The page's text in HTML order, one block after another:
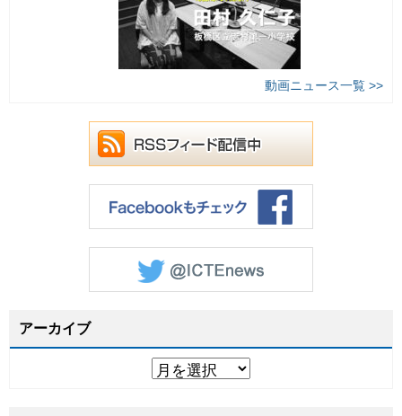
動画ニュース一覧 >>
アーカイブ